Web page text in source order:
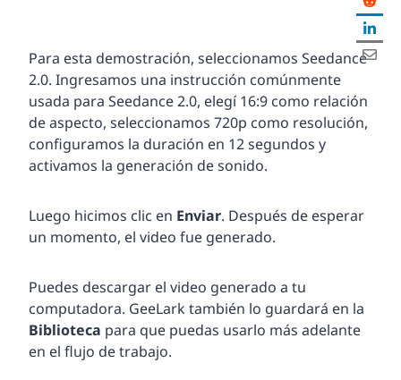
Para esta demostración, seleccionamos Seedance
2.0. Ingresamos una instrucción comúnmente
usada para Seedance 2.0, elegí 16:9 como relación
de aspecto, seleccionamos 720p como resolución,
configuramos la duración en 12 segundos y
activamos la generación de sonido.
Luego hicimos clic en Enviar. Después de esperar
un momento, el video fue generado.
Puedes descargar el video generado a tu
computadora. GeeLark también lo guardará en la
Biblioteca para que puedas usarlo más adelante
en el flujo de trabajo.